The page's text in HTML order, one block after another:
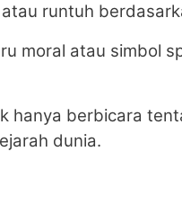
runtuh
moral atau simbol
hanya berbicara
dunia.